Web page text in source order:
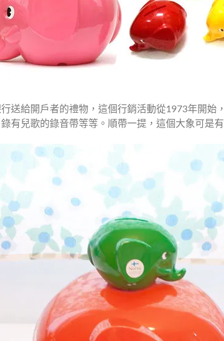
送給開戶者的禮物，這個行銷活動從1973年開
有兒歌的錄音帶等等。順帶一提，這個大象可是